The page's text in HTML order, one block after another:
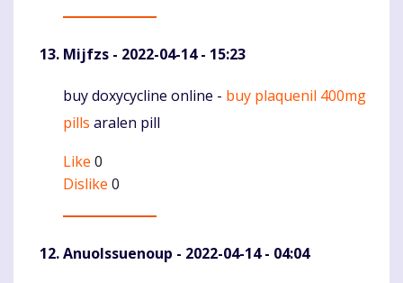
Mijfzs - 2022-04-14 - 15:23
Komentaras
buy doxycycline online - buy plaquenil 400mg
pills aralen pill
Like 0
Dislike 0
AnuoIssuenoup - 2022-04-14 - 04:04